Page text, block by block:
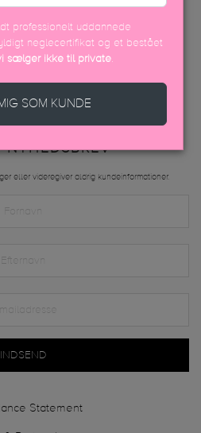
OS
NYHEDSBREV
eller videregiver aldrig kundeinformationer.
INDSEND
Statement
professionelt uddannede
neglecertifikat og et bestået
sælger ikke til private.
SOM KUNDE